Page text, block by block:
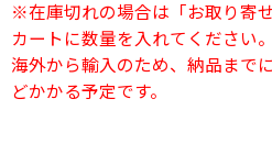
※在庫切れの場合は「お取り寄
カートに数量を入れてください。
海外から輸入のため、納品まで
どかかる予定です。